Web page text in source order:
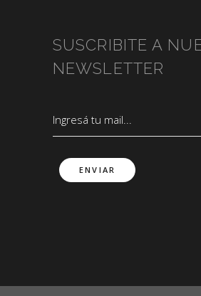
SUSCRIBITE A
NEWSLETTER